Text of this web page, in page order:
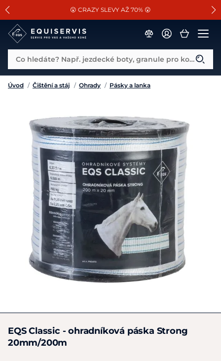
SLEVA 13% na vše od Cassini!
😮 CRAZY SLEVY AŽ 70% 😮
📐Pasování a doplňky k vybraným sedlům ZDARMA 🐴
Co hledáte? Např. jezdecké boty, granule pro koně...
Úvod / Čištění a stáj / Ohrady / Pásky a lanka
EQS Classic - ohradníková páska Strong
20mm/200m